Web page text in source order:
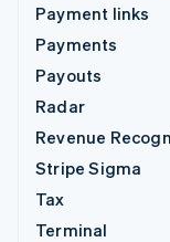
Payment links
Payments
Payouts
Radar
Revenue
Stripe Sigma
Tax
Terminal